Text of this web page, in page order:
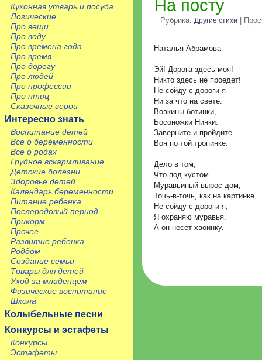
Кухонная утварь и посуда
Логические
Про вещи
Про воду
Про времена года
Про время
Про дорогу
Про людей
Про профессии
Про птиц
Сказочные герои
Интересно знать
Воспитание детей
Все о беременности
Все о родах
Грудное вскармливание
Детские болезни
Здоровье детей
Календарь беременности
Питание ребенка
Послеродовый период
Прикорм
Прочее
Развитие ребенка
Роддом
Создание семьи
Товары для детей
Уход за младенцем
Физическое воспитание
Школа
Колыбельные песни
Конкурсы и эстафеты
Конкурсы
Эстафеты
На посту
Рубрика: Другие стихи |
Наталья Абрамова
Эй! Дорога здесь моя!
Никто здесь не проедет!
Не сойду с дороги я
Ни за что на свете.
Вовкины ботинки,
Босоножки Нинки.
Заверните и пройдите
Вон по той тропинке.
Дело в том,
Что под кустом
Муравьиный вырос дом,
Точь-в-точь, как на картинке.
Не сойду с дороги я,
Я охраняю муравья.
А он несет хвоинку.